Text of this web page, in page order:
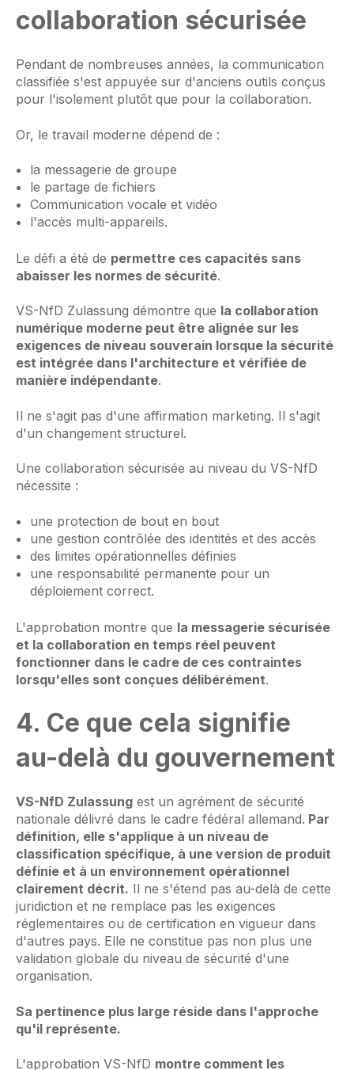
collaboration sécurisée
Pendant de nombreuses années, la communication
classifiée s'est appuyée sur d'anciens outils conçus
pour l'isolement plutôt que pour la collaboration.
Or, le travail moderne dépend de :
la messagerie de groupe
le partage de fichiers
Communication vocale et vidéo
l'accès multi-appareils.
Le défi a été de permettre ces capacités sans
abaisser les normes de sécurité.
VS-NfD Zulassung démontre que la collaboration
numérique moderne peut être alignée sur les
exigences de niveau souverain lorsque la sécurité
est intégrée dans l'architecture et vérifiée de
manière indépendante.
Il ne s'agit pas d'une affirmation marketing. Il s'agit
d'un changement structurel.
Une collaboration sécurisée au niveau du VS-NfD
nécessite :
une protection de bout en bout
une gestion contrôlée des identités et des accès
des limites opérationnelles définies
une responsabilité permanente pour un
déploiement correct.
L'approbation montre que la messagerie sécurisée
et la collaboration en temps réel peuvent
fonctionner dans le cadre de ces contraintes
lorsqu'elles sont conçues délibérément.
4. Ce que cela signifie
au-delà du gouvernement
VS-NfD Zulassung est un agrément de sécurité
nationale délivré dans le cadre fédéral allemand. Par
définition, elle s'applique à un niveau de
classification spécifique, à une version de produit
définie et à un environnement opérationnel
clairement décrit. Il ne s'étend pas au-delà de cette
juridiction et ne remplace pas les exigences
réglementaires ou de certification en vigueur dans
d'autres pays. Elle ne constitue pas non plus une
validation globale du niveau de sécurité d'une
organisation.
Sa pertinence plus large réside dans l'approche
qu'il représente.
L'approbation VS-NfD montre comment les